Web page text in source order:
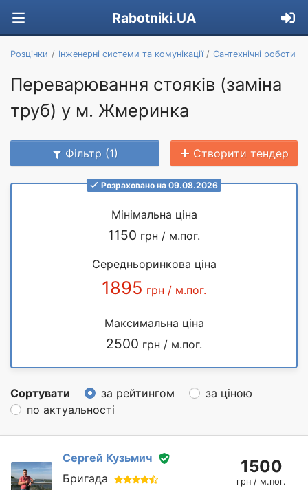
Rabotniki.UA
Розцінки Інженерні системи та комунікації Сантехнічні роботи
Переварювання стояків (заміна
труб) у м. Жмеринка
Фільтр (1) Створити тендер
Розраховано на 09.08.2026
Мінімальна ціна
1150 грн / м.пог.
Середньоринкова ціна
1895 грн / м.пог.
Максимальна ціна
2500 грн / м.пог.
Сортувати за рейтингом
за ціною
по актуальності
Сергей Кузьмич
Бригада
1500
грн / м.пог.